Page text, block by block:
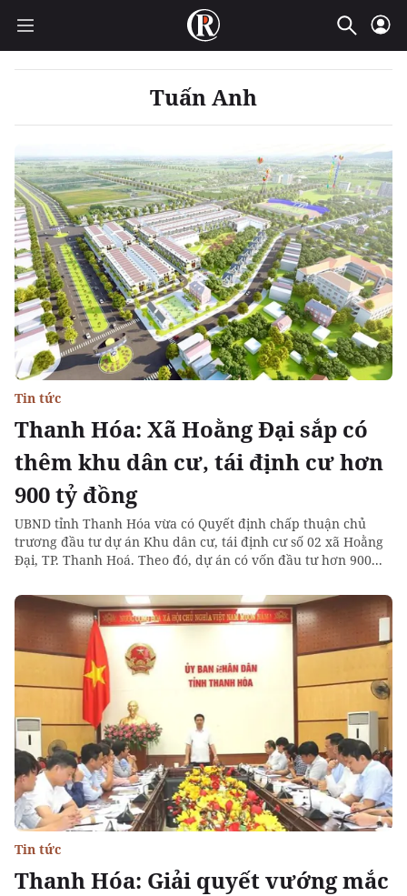
Tuấn Anh
Thanh Hóa: Xã Hoằng Đại sắp có
thêm khu dân cư, tái định cư hơn
900 tỷ đồng
Tin tức
UBND tỉnh Thanh Hóa vừa có Quyết định chấp thuận chủ
trương đầu tư dự án Khu dân cư, tái định cư số 02 xã Hoằng
Đại, TP. Thanh Hoá. Theo đó, dự án có vốn đầu tư hơn 900...
Thanh Hóa: Giải quyết vướng mắc
Tin tức